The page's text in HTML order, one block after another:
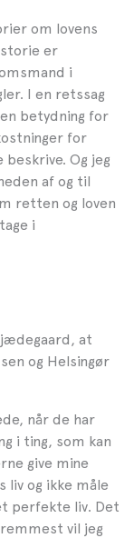
om lovens
er
i
I en retssag
betydning for
for
Og jeg
af og til
retten og loven
i
at
og Helsingør
når de har
i ting, som kan
give mine
og ikke måle
perfekte liv. Det
vil jeg